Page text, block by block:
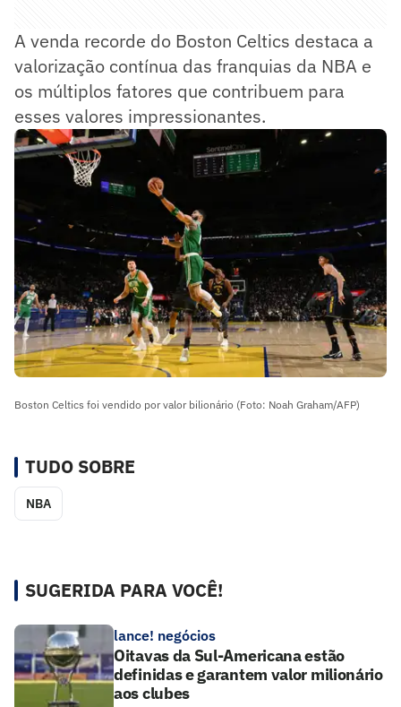
A venda recorde do Boston Celtics destaca a
valorização contínua das franquias da NBA e
os múltiplos fatores que contribuem para
esses valores impressionantes.
Boston Celtics foi vendido por valor bilionário (Foto: Noah Graham/AFP)
TUDO SOBRE
NBA
SUGERIDA PARA VOCÊ!
lance! negócios
Oitavas da Sul-Americana estão
definidas e garantem valor milionário
aos clubes